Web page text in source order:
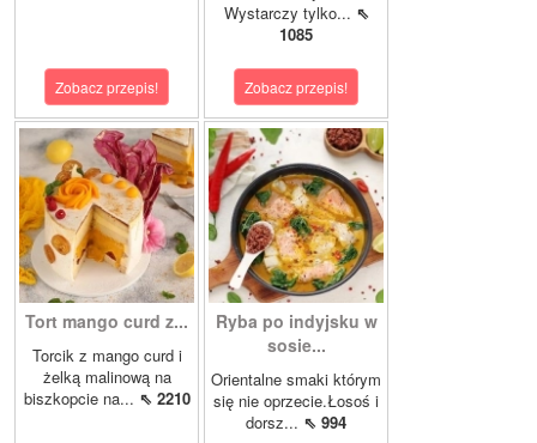
Zobacz przepis!
Wystarczy tylko... ⇖
1085
Zobacz przepis!
Tort mango curd z...
Torcik z mango curd i
żelką malinową na
biszkopcie na... ⇖ 2210
Ryba po indyjsku w
sosie...
Orientalne smaki którym
się nie oprzecie.Łosoś i
dorsz... ⇖ 994